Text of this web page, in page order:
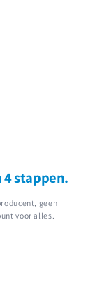
4 stappen.
geen
voor alles.